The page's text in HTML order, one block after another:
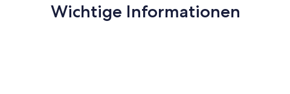
Wichtige Informationen